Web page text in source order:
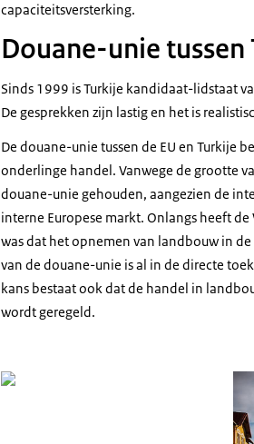
capaciteitsversterking.
Douane-unie tussen
Sinds 1999 is Turkije kandidaat-lidstaat
De gesprekken zijn lastig en het is
De douane-unie tussen de EU en Turkije
onderlinge handel. Vanwege de grootte
douane-unie gehouden, aangezien de
interne Europese markt. Onlangs heeft
was dat het opnemen van landbouw in
van de douane-unie is al in de directe
kans bestaat ook dat de handel in
wordt geregeld.